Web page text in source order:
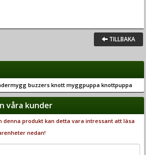
TILLBAKA
buzzers knott myggpuppa knottpuppa
våra kunder
denna produkt kan detta vara intressant att läsa
nedan!